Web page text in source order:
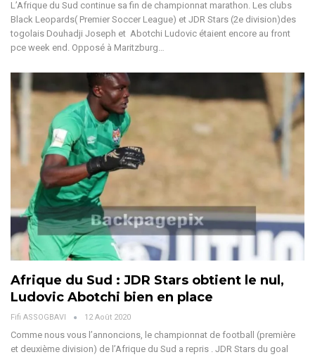
L’Afrique du Sud continue sa fin de championnat marathon. Les clubs
Black Leopards( Premier Soccer League) et JDR Stars (2e division)des
togolais Douhadji Joseph et Abotchi Ludovic étaient encore au front
pce week end. Opposé à Maritzburg…
Afrique du Sud : JDR Stars obtient le nul,
Ludovic Abotchi bien en place
Fifi ASSOGBAVI 12 Août 2020
Comme nous vous l’annoncions, le championnat de football (première
et deuxième division) de l’Afrique du Sud a repris . JDR Stars du goal